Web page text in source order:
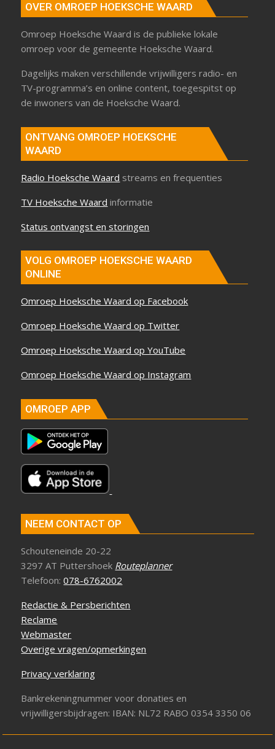
OVER OMROEP HOEKSCHE WAARD
Omroep Hoeksche Waard is de publieke lokale
omroep voor de gemeente Hoeksche Waard.
Dagelijks maken verschillende vrijwilligers radio- en
TV-programma’s en online content, toegespitst op
de inwoners van de Hoeksche Waard.
ONTVANG OMROEP HOEKSCHE
WAARD
Radio Hoeksche Waard streams en frequenties
TV Hoeksche Waard informatie
Status ontvangst en storingen
VOLG OMROEP HOEKSCHE WAARD
ONLINE
Omroep Hoeksche Waard op Facebook
Omroep Hoeksche Waard op Twitter
Omroep Hoeksche Waard op YouTube
Omroep Hoeksche Waard op Instagram
OMROEP APP
NEEM CONTACT OP
Schouteneinde 20-22
3297 AT Puttershoek Routeplanner
Telefoon:078-6762002
Redactie & Persberichten
Reclame
Webmaster
Overige vragen/opmerkingen
Privacy verklaring
Bankrekeningnummer voor donaties en
vrijwilligersbijdragen: IBAN: NL72 RABO 0354 3350 06